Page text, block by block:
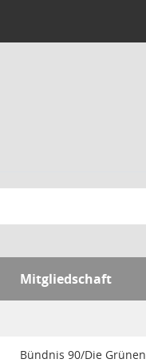
Mitgliedschaft
Bündnis 90/Die Grünen